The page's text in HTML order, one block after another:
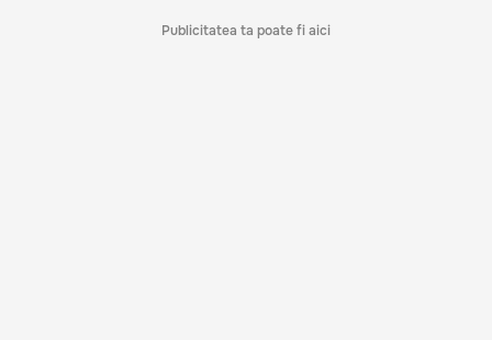
Publicitatea ta poate fi aici